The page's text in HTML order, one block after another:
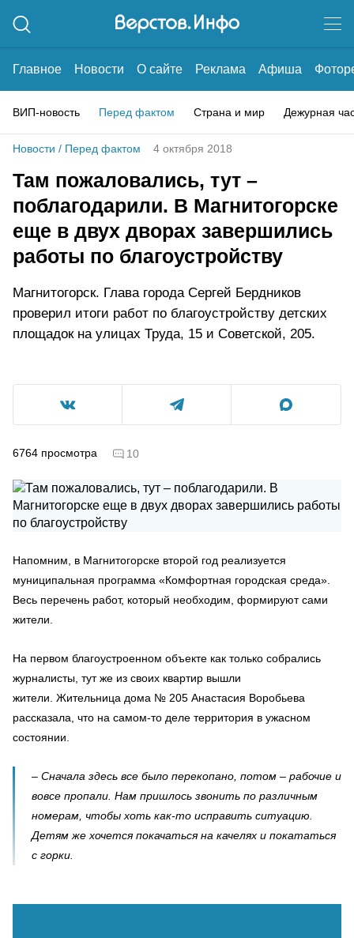
Главное Новости О сайте Реклама Афиша
ВИП-новость Перед фактом Страна и мир Дежурная
Новости / Перед фактом 4 октября 2018
Там пожаловались, тут –
поблагодарили. В Магнитогорске
еще в двух дворах завершились
работы по благоустройству
Магнитогорск. Глава города Сергей Бердников
проверил итоги работ по благоустройству детских
площадок на улицах Труда, 15 и Советской, 205.
6764 просмотра 10
Напомним, в Магнитогорске второй год реализуется
муниципальная программа «Комфортная городская среда».
Весь перечень работ, который необходим, формируют сами
жители.
На первом благоустроенном объекте как только собрались
журналисты, тут же из своих квартир вышли
жители. Жительница дома № 205 Анастасия Воробьева
рассказала, что на самом-то деле территория в ужасном
состоянии.
– Сначала здесь все было перекопано, потом – рабочие и
вовсе пропали. Нам пришлось звонить по различным
номерам, чтобы хоть как-то исправить ситуацию.
Детям же хочется покачаться на качелях и покататься
с горки.